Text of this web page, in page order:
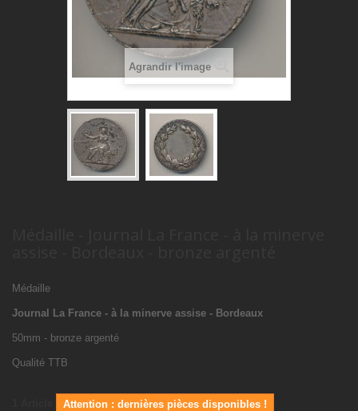
Agrandir l'image
Médaille
Journal La France - à la minerve assise - Bordeaux
50mm - bronze argenté
Qualité TTB
Attention : dernières pièces disponibles !